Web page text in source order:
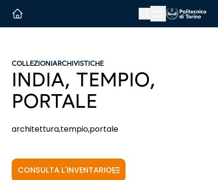
Menu button
COLLEZIONIARCHIVISTICHE
INDIA, TEMPIO,
PORTALE
architettura,tempio,portale
CONSULTA L'INVENTARIO